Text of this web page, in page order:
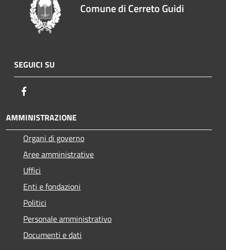
Comune di Cerreto Guidi
SEGUICI SU
AMMINISTRAZIONE
Organi di governo
Aree amministrative
Uffici
Enti e fondazioni
Politici
Personale amministrativo
Documenti e dati